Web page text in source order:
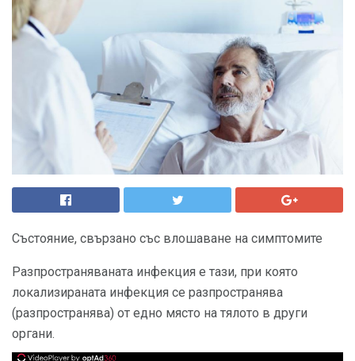
Състояние, свързано със влошаване на симптомите
Разпространяваната инфекция е тази, при която
локализираната инфекция се разпространява
(разпространява) от едно място на тялото в други
органи.